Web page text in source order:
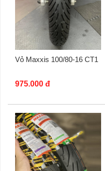
Vỏ Maxxis 100/80-16 CT1
975.000 đ